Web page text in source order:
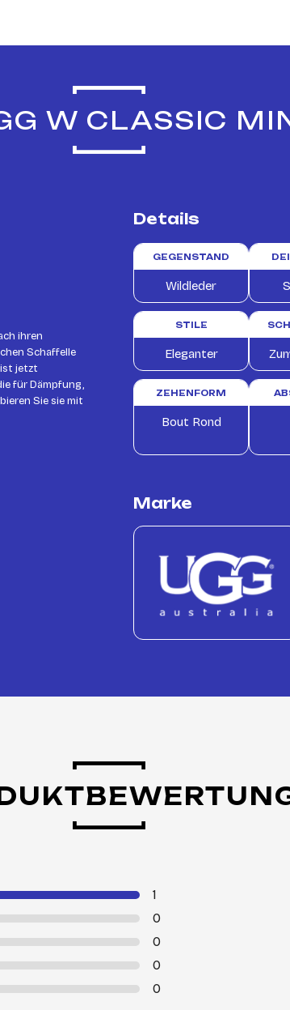
W CLASSIC
ihren
Schaffelle
ist jetzt
für Dämpfung,
Sie sie mit
Details
GEGENSTAND
Wildleder
STILE
Eleganter
ZEHENFORM
Bout Rond
Marke
1
0
0
0
0